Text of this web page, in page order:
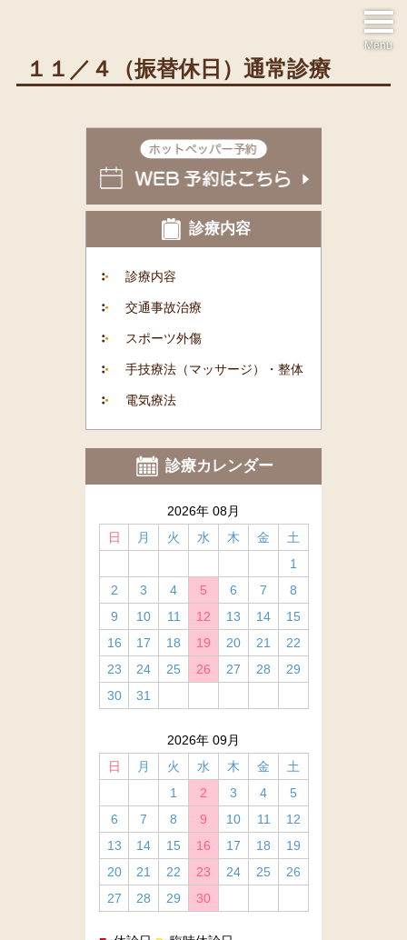
Menu
１１／４（振替休日）通常診療
診療内容
診療内容
交通事故治療
スポーツ外傷
手技療法（マッサージ）・整体
電気療法
診療カレンダー
2026年 08月
日
月 火 水 木 金
土
1
2
3 4 5 6 7
8
9
10 11 12 13 14
15
16
17 18 19 20 21
22
23
24 25 26 27 28
29
30
31
2026年 09月
日
月 火 水 木 金
土
1
2 3 4
5
6
7 8 9 10 11
12
13
14 15 16 17 18
19
20
21 22 23 24 25
26
27
28 29 30